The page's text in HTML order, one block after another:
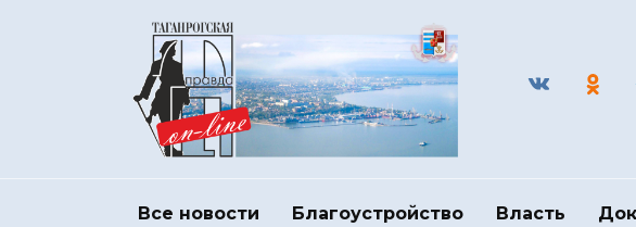
Все новости Благоустройство Власть